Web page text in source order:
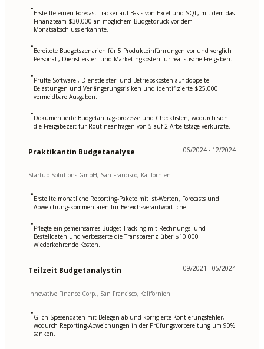
•Erstellte einen Forecast-Tracker auf Basis von Excel und SQL, mit dem das
Finanzteam $30.000 an möglichem Budgetdruck vor dem
Monatsabschluss erkannte.
•Bereitete Budgetszenarien für 5 Produkteinführungen vor und verglich
Personal-, Dienstleister- und Marketingkosten für realistische Freigaben.
•Prüfte Software-, Dienstleister- und Betriebskosten auf doppelte
Belastungen und Verlängerungsrisiken und identifizierte $25.000
vermeidbare Ausgaben.
•Dokumentierte Budgetantragsprozesse und Checklisten, wodurch sich
die Freigabezeit für Routineanfragen von 5 auf 2 Arbeitstage verkürzte.
Praktikantin Budgetanalyse 06/2024 - 12/2024
Startup Solutions GmbH, San Francisco, Kalifornien
•Erstellte monatliche Reporting-Pakete mit Ist-Werten, Forecasts und
Abweichungskommentaren für Bereichsverantwortliche.
•Pflegte ein gemeinsames Budget-Tracking mit Rechnungs- und
Bestelldaten und verbesserte die Transparenz über $10.000
wiederkehrende Kosten.
Teilzeit Budgetanalystin 09/2021 - 05/2024
Innovative Finance Corp., San Francisco, Kalifornien
•Glich Spesendaten mit Belegen ab und korrigierte Kontierungsfehler,
wodurch Reporting-Abweichungen in der Prüfungsvorbereitung um 90%
sanken.